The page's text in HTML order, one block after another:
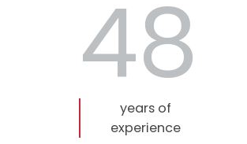
48
years of
experience